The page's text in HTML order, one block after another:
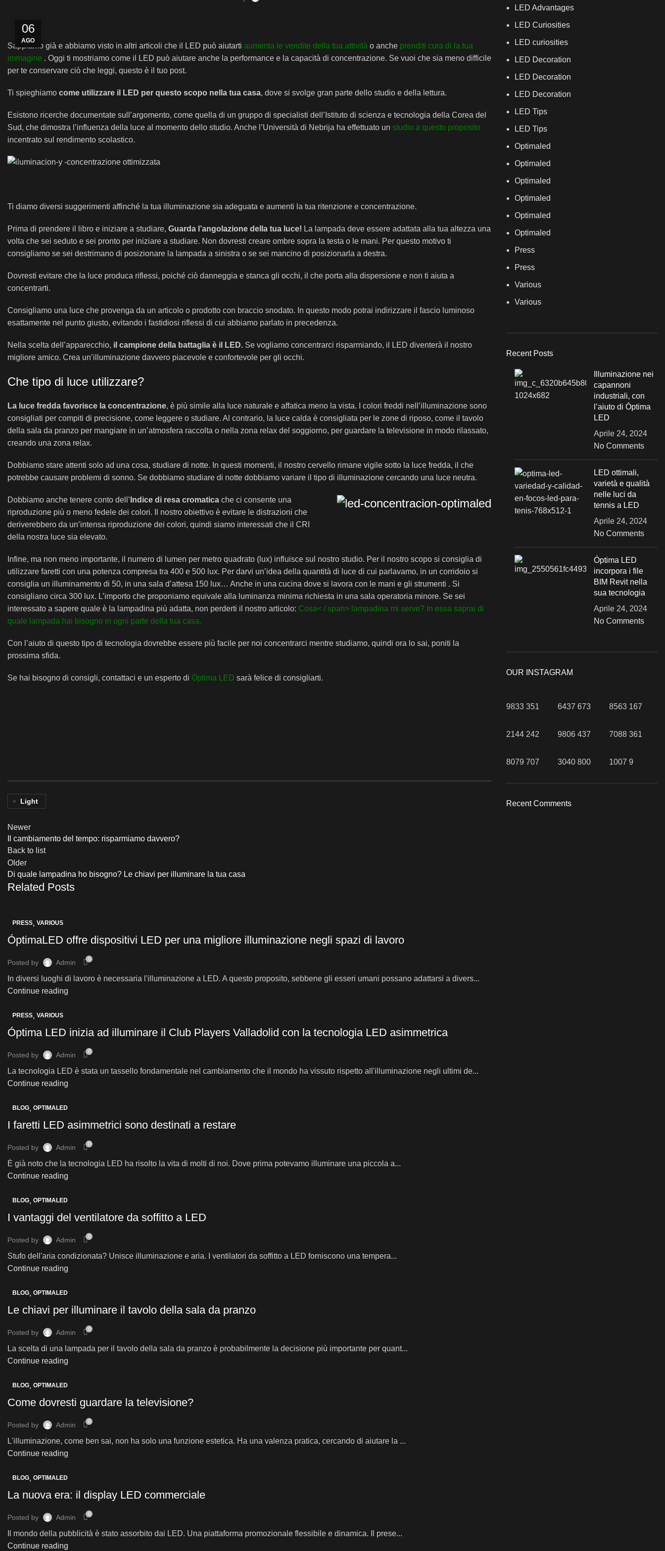
06
AGO
Sappiamo già e abbiamo visto in altri articoli che il LED può aiutarti aumenta le vendite della tua attività o anche prenditi cura di la tua
immagine . Oggi ti mostriamo come il LED può aiutare anche la performance e la capacità di concentrazione. Se vuoi che sia meno difficile
per te conservare ciò che leggi, questo è il tuo post.
Ti spieghiamo come utilizzare il LED per questo scopo nella tua casa, dove si svolge gran parte dello studio e della lettura.
Esistono ricerche documentate sull’argomento, come quella di un gruppo di specialisti dell’Istituto di scienza e tecnologia della Corea del
Sud, che dimostra l’influenza della luce al momento dello studio. Anche l’Università di Nebrija ha effettuato un studio a questo proposito
incentrato sul rendimento scolastico.
Ti diamo diversi suggerimenti affinché la tua illuminazione sia adeguata e aumenti la tua ritenzione e concentrazione.
Prima di prendere il libro e iniziare a studiare, Guarda l’angolazione della tua luce! La lampada deve essere adattata alla tua altezza una
volta che sei seduto e sei pronto per iniziare a studiare. Non dovresti creare ombre sopra la testa o le mani. Per questo motivo ti
consigliamo se sei destrimano di posizionare la lampada a sinistra o se sei mancino di posizionarla a destra.
Dovresti evitare che la luce produca riflessi, poiché ciò danneggia e stanca gli occhi, il che porta alla dispersione e non ti aiuta a
concentrarti.
Consigliamo una luce che provenga da un articolo o prodotto con braccio snodato. In questo modo potrai indirizzare il fascio luminoso
esattamente nel punto giusto, evitando i fastidiosi riflessi di cui abbiamo parlato in precedenza.
Nella scelta dell’apparecchio, il campione della battaglia è il LED. Se vogliamo concentrarci risparmiando, il LED diventerà il nostro
migliore amico. Crea un’illuminazione davvero piacevole e confortevole per gli occhi.
Che tipo di luce utilizzare?
La luce fredda favorisce la concentrazione, è più simile alla luce naturale e affatica meno la vista. I colori freddi nell’illuminazione sono
consigliati per compiti di precisione, come leggere o studiare. Al contrario, la luce calda è consigliata per le zone di riposo, come il tavolo
della sala da pranzo per mangiare in un’atmosfera raccolta o nella zona relax del soggiorno, per guardare la televisione in modo rilassato,
creando una zona relax.
Dobbiamo stare attenti solo ad una cosa, studiare di notte. In questi momenti, il nostro cervello rimane vigile sotto la luce fredda, il che
potrebbe causare problemi di sonno. Se dobbiamo studiare di notte dobbiamo variare il tipo di illuminazione cercando una luce neutra.
Dobbiamo anche tenere conto dell’ Indice di resa cromatica che ci consente una
riproduzione più o meno fedele dei colori. Il nostro obiettivo è evitare le distrazioni che
deriverebbero da un’intensa riproduzione dei colori, quindi siamo interessati che il CRI
della nostra luce sia elevato.
Infine, ma non meno importante, il numero di lumen per metro quadrato (lux) influisce sul nostro studio. Per il nostro scopo si consiglia di
utilizzare faretti con una potenza compresa tra 400 e 500 lux. Per darvi un’idea della quantità di luce di cui parlavamo, in un corridoio si
consiglia un illuminamento di 50, in una sala d’attesa 150 lux… Anche in una cucina dove si lavora con le mani e gli strumenti . Si
consigliano circa 300 lux. L’importo che proponiamo equivale alla luminanza minima richiesta in una sala operatoria minore. Se sei
interessato a sapere quale è la lampadina più adatta, non perderti il ​​nostro articolo: Cosa< / span> lampadina mi serve? In essa saprai di
quale lampada hai bisogno in ogni parte della tua casa.
Con l’aiuto di questo tipo di tecnologia dovrebbe essere più facile per noi concentrarci mentre studiamo, quindi ora lo sai, poniti la
prossima sfida.
Se hai bisogno di consigli, contattaci e un esperto di Óptima LED sarà felice di consigliarti.
Light
Newer
Il cambiamento del tempo: risparmiamo davvero?
Back to list
Older
Di quale lampadina ho bisogno? Le chiavi per illuminare la tua casa
Related Posts
PRESS, VARIOUS
ÓptimaLED offre dispositivi LED per una migliore illuminazione negli spazi di lavoro
Posted by Admin 0
In diversi luoghi di lavoro è necessaria l'illuminazione a LED. A questo proposito, sebbene gli esseri umani possano adattarsi a divers...
Continue reading
PRESS, VARIOUS
Óptima LED inizia ad illuminare il Club Players Valladolid con la tecnologia LED asimmetrica
Posted by Admin 0
La tecnologia LED è stata un tassello fondamentale nel cambiamento che il mondo ha vissuto rispetto all'illuminazione negli ultimi de...
Continue reading
BLOG, OPTIMALED
I faretti LED asimmetrici sono destinati a restare
Posted by Admin 0
È già noto che la tecnologia LED ha risolto la vita di molti di noi. Dove prima potevamo illuminare una piccola a...
Continue reading
BLOG, OPTIMALED
I vantaggi del ventilatore da soffitto a LED
Posted by Admin 0
Stufo dell'aria condizionata? Unisce illuminazione e aria. I ventilatori da soffitto a LED forniscono una tempera...
Continue reading
BLOG, OPTIMALED
Le chiavi per illuminare il tavolo della sala da pranzo
Posted by Admin 0
La scelta di una lampada per il tavolo della sala da pranzo è probabilmente la decisione più importante per quant...
Continue reading
BLOG, OPTIMALED
Come dovresti guardare la televisione?
Posted by Admin 0
L'illuminazione, come ben sai, non ha solo una funzione estetica. Ha una valenza pratica, cercando di aiutare la ...
Continue reading
BLOG, OPTIMALED
La nuova era: il display LED commerciale
Posted by Admin 0
Il mondo della pubblicità è stato assorbito dai LED. Una piattaforma promozionale flessibile e dinamica. Il prese...
Continue reading
LED Advantages
LED Curiosities
LED curiosities
LED Decoration
LED Decoration
LED Decoration
LED Tips
LED Tips
Optimaled
Optimaled
Optimaled
Optimaled
Optimaled
Optimaled
Press
Press
Various
Various
Recent Posts
Illuminazione nei
capannoni
industriali, con
l’aiuto di Óptima
LED
Aprile 24, 2024
No Comments
LED ottimali,
varietà e qualità
nelle luci da
tennis a LED
Aprile 24, 2024
No Comments
Óptima LED
incorpora i file
BIM Revit nella
sua tecnologia
Aprile 24, 2024
No Comments
OUR INSTAGRAM
9833 351 6437 673 8563 167
2144 242 9806 437 7088 361
8079 707 3040 800 1007 9
Recent Comments